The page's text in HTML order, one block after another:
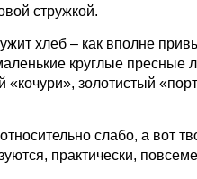
стружкой.
хлеб – как вполне
круглые
золотистый
слабо, а вот
практически,